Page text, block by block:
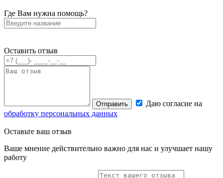
Где Вам нужна помощь?
Оставить отзыв
Отправить
Даю согласие на
обработку персональных данных
Оставьте ваш отзыв
Ваше мнение действительно важно для нас и улучшает нашу
работу